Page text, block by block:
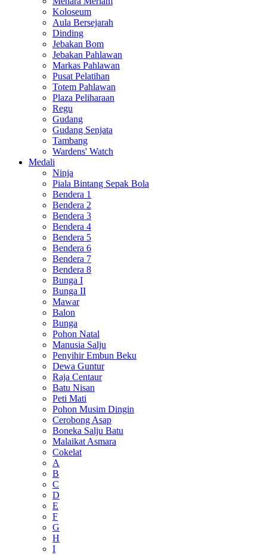
Koloseum
Aula Bersejarah
Dinding
Jebakan Bom
Jebakan Pahlawan
Markas Pahlawan
Pusat Pelatihan
Totem Pahlawan
Plaza Peliharaan
Regu
Gudang
Gudang Senjata
Tambang
Wardens' Watch
Medali
Ninja
Piala Bintang Sepak Bola
Bendera 1
Bendera 2
Bendera 3
Bendera 4
Bendera 5
Bendera 6
Bendera 7
Bendera 8
Bunga I
Bunga II
Mawar
Balon
Bunga
Pohon Natal
Manusia Salju
Penyihir Embun Beku
Dewa Guntur
Raja Centaur
Batu Nisan
Peti Mati
Pohon Musim Dingin
Cerobong Asap
Boneka Salju Batu
Malaikat Asmara
Cokelat
A
B
C
D
E
F
G
H
I